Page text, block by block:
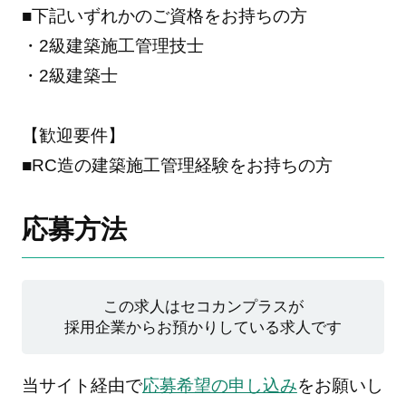
■下記いずれかのご資格をお持ちの方
・2級建築施工管理技士
・2級建築士
【歓迎要件】
■RC造の建築施工管理経験をお持ちの方
応募方法
この求人はセコカンプラスが
採用企業からお預かりしている求人です
当サイト経由で応募希望の申し込みをお願いし